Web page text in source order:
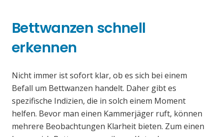
Bettwanzen schnell
erkennen
Nicht immer ist sofort klar, ob es sich bei einem
Befall um Bettwanzen handelt. Daher gibt es
spezifische Indizien, die in solch einem Moment
helfen. Bevor man einen Kammerjäger ruft, können
mehrere Beobachtungen Klarheit bieten. Zum einen